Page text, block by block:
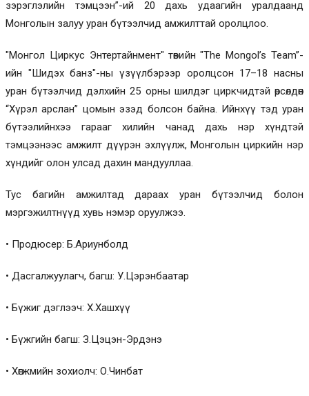
зэрэглэлийн тэмцээн”-ий 20 дахь удаагийн уралдаанд
Монголын залуу уран бүтээлчид амжилттай оролцлоо.
"Монгол Циркус Энтертайнмент" төвийн "The Mongol’s Team”-
ийн "Шидэх банз"-ны үзүүлбэрээр оролцсон 17–18 насны
уран бүтээлчид дэлхийн 25 орны шилдэг циркчидтэй өрсөлдөн
“Хүрэл арслан” цомын эзэд болсон байна. Ийнхүү тэд уран
бүтээлийнхээ гарааг хилийн чанад дахь нэр хүндтэй
тэмцээнээс амжилт дүүрэн эхлүүлж, Монголын циркийн нэр
хүндийг олон улсад дахин мандууллаа.
Тус багийн амжилтад дараах уран бүтээлчид болон
мэргэжилтнүүд хувь нэмэр оруулжээ.
• Продюсер: Б.Ариунболд
• Дасгалжуулагч, багш: У.Цэрэнбаатар
• Бүжиг дэглээч: Х.Хашхүү
• Бүжгийн багш: З.Цэцэн-Эрдэнэ
• Хөгжмийн зохиолч: О.Чинбат